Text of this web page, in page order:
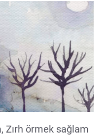
Zırh örmek sağlam